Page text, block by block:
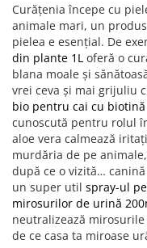
Curățenia începe cu
animale mari, un
pielea e esențial. De
din plante 1L oferă o
blana moale și
vrei ceva și mai grijuliu
bio pentru cai cu
cunoscută pentru rolul
aloe vera calmează
murdăria de pe
după ce o vizită…
un super util spray-ul
mirosurilor de urină
neutralizează
de ce casa ta miroase